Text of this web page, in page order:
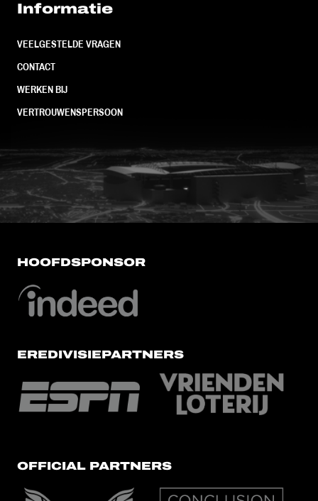
Informatie
VEELGESTELDE VRAGEN
CONTACT
WERKEN BIJ
VERTROUWENSPERSOON
FC Utrecht<br>vanuit<br>het
HOOFDSPONSOR
EREDIVISIEPARTNERS
OFFICIAL PARTNERS